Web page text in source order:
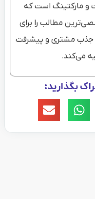
و مارکتینگ است که
مطالب را برای
جذب مشتری و پیشرفت
می‌کند.
بگذارید: